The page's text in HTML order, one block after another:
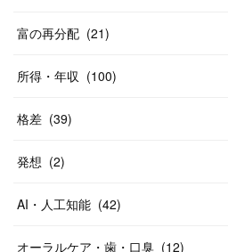
富の再分配 (21)
所得・年収 (100)
格差 (39)
発想 (2)
AI・人工知能 (42)
オーラルケア・歯・口臭 (12)